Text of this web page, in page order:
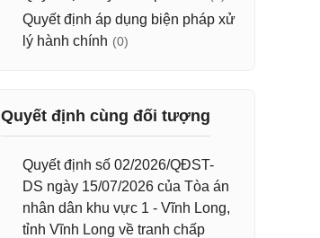
Quyết định áp dụng biện pháp xử
lý hành chính (0)
Quyết định cùng đối tượng
Quyết định số 02/2026/QĐST-
DS ngày 15/07/2026 của Tòa án
nhân dân khu vực 1 - Vĩnh Long,
tỉnh Vĩnh Long về tranh chấp